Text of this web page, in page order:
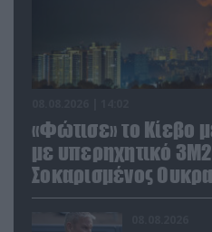
«Φώτισε» το Κίεβο
με υπερηχητικό
Σοκαρισμένος
στιγμή (βίντεο)